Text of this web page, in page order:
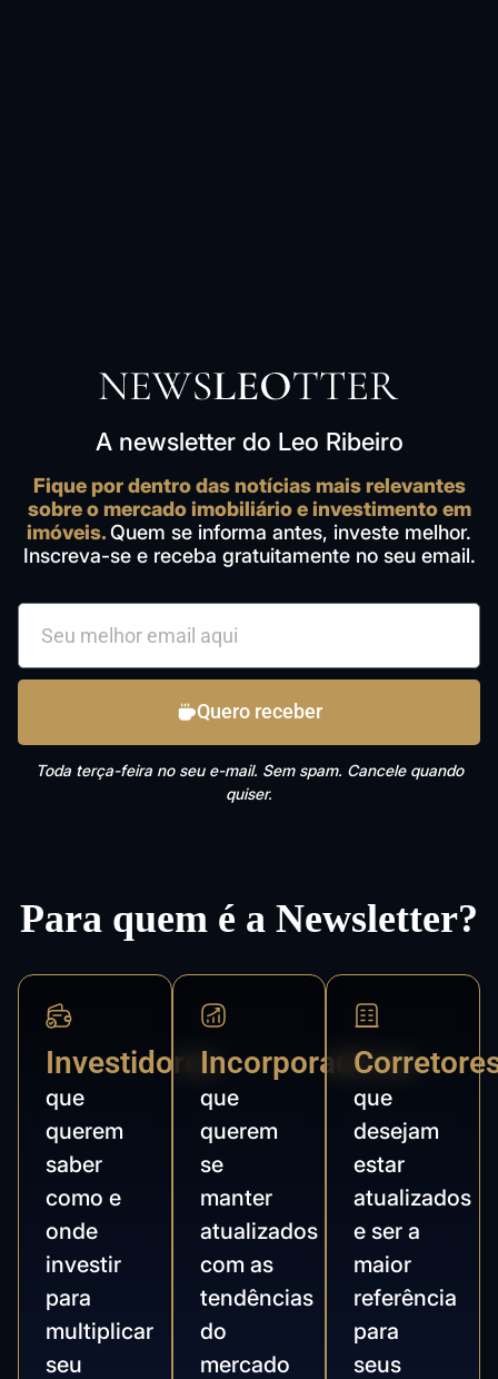
A newsletter do Leo Ribeiro
Fique por dentro das notícias mais relevantes
sobre o mercado imobiliário e investimento em
imóveis.Quem se informa antes, investe melhor.
Inscreva-se e receba gratuitamente no seu email.
Quero receber
Toda terça-feira no seu e-mail. Sem spam. Cancele quando
quiser.
Para quem é a Newsletter?
Investidores
que
querem
saber
como e
onde
investir
para
multiplicar
seu
Incorporadores
que
querem
se
manter
atualizados
com as
tendências
do
mercado
que
desejam
estar
atualizados
e ser a
maior
referência
para
seus